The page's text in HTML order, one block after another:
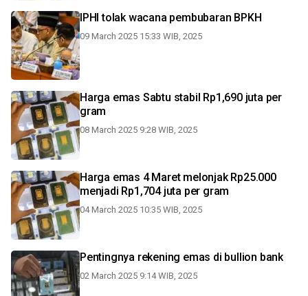
IPHI tolak wacana pembubaran BPKH
09 March 2025 15:33 WIB, 2025
Harga emas Sabtu stabil Rp1,690 juta per
gram
08 March 2025 9:28 WIB, 2025
Harga emas 4 Maret melonjak Rp25.000
menjadi Rp1,704 juta per gram
04 March 2025 10:35 WIB, 2025
Pentingnya rekening emas di bullion bank
02 March 2025 9:14 WIB, 2025